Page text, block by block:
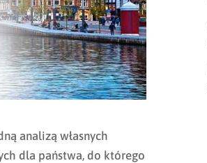
analizą własnych
dla państwa, do którego